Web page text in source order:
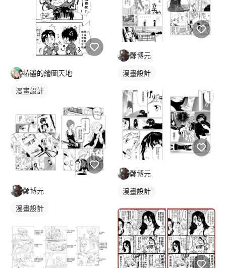
椿醬的繪圖天地
漫畫設計
鄭博元
漫畫設計
鄭博元
漫畫設計
鄭博元
漫畫設計